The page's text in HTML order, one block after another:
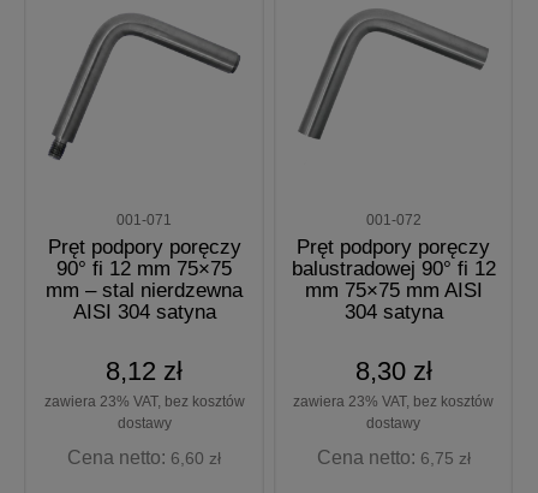
001-071
Pręt podpory poręczy
90° fi 12 mm 75×75
mm – stal nierdzewna
AISI 304 satyna
8,12 zł
zawiera 23% VAT, bez kosztów
dostawy
Cena netto: 6,60 zł
001-072
Pręt podpory poręczy
balustradowej 90° fi 12
mm 75×75 mm AISI
304 satyna
8,30 zł
zawiera 23% VAT, bez kosztów
dostawy
Cena netto: 6,75 zł